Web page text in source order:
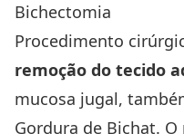
Bichectomia
Procedimento
remoção do tecido
mucosa jugal,
Gordura de Bichat.